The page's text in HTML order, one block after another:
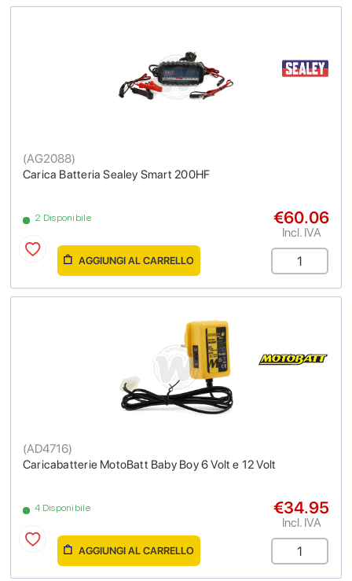
Carica Batteria Sealey Smart 200HF
(AG2088)
2 Disponibile €60.06
Incl. IVA
AGGIUNGI AL CARRELLO
Caricabatterie MotoBatt Baby Boy 6 Volt e 12 Volt
(AD4716)
4 Disponibile €34.95
Incl. IVA
AGGIUNGI AL CARRELLO